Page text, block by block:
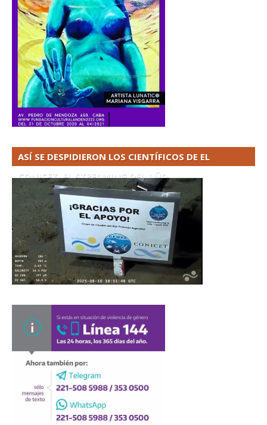
ASÍ SE DESPIDIERON LOS CIENTÍFICOS DE EL
CONICET. EL STREAMING DEL AÑO